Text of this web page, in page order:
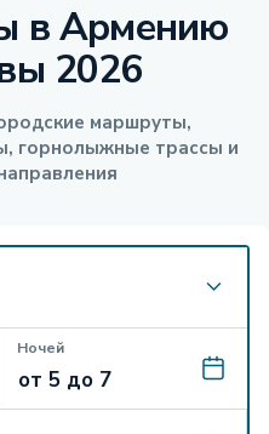
в Армению
2026
маршруты,
горнолыжные трассы и
Ночей